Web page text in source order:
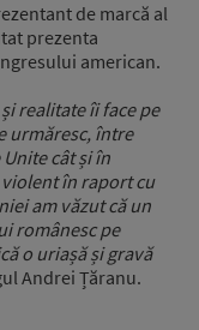
de marcă al
prezenta
american.
realitate îi face pe
urmăresc, între
cât și în
în raport cu
am văzut că un
românesc pe
o uriașă și gravă
Andrei Țăranu.